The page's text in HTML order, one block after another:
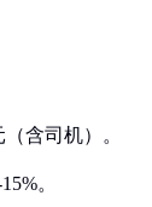
含司机）。
。